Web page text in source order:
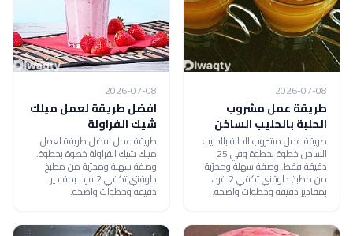
2026-07-08
طريقة عمل مشروب
الحلبة بالحليب الساخن
طريقة عمل مشروب الحلبة بالحليب
الساخن خطوة بخطوة وفي 25
دقيقة فقط. وصفة سهلة ومجرّبة
من مطبخ دلوقتي تكفي 2 فرد،
بمقادير دقيقة وخطوات واضحة.
2026-07-08
افضل طريقة لعمل ميلك
شيك الفراولة
طريقة عمل افضل طريقة لعمل
ميلك شيك الفراولة خطوة بخطوة.
وصفة سهلة ومجرّبة من مطبخ
دلوقتي تكفي 2 فرد، بمقادير
دقيقة وخطوات واضحة.